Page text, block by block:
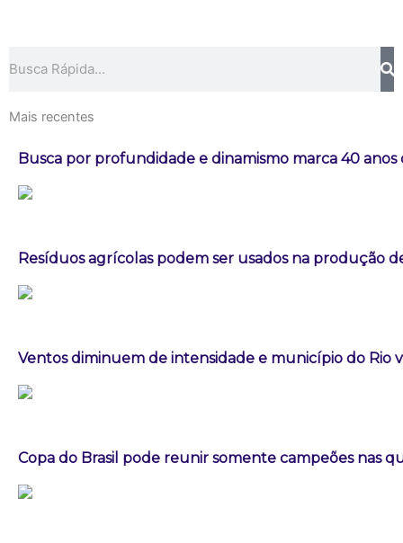
Mais recentes
Busca por profundidade e dinamismo marca 40 anos
Resíduos agrícolas podem ser usados na produção
Ventos diminuem de intensidade e município do Rio
Copa do Brasil pode reunir somente campeões nas